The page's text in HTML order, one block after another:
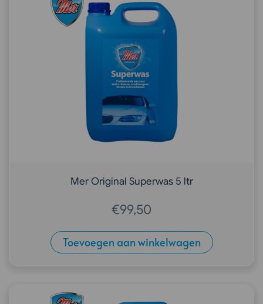
Mer Original Superwas 5 ltr
€99,50
Toevoegen aan winkelwagen